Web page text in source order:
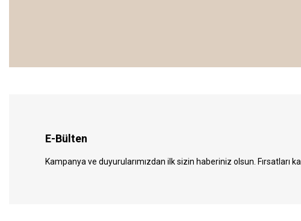
E-Bülten
Kampanya ve duyurularımızdan ilk sizin haberiniz olsun. Fırsatları